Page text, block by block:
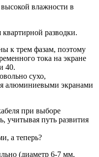
влажности в
разводки.
к трем фазам, поэтому
тока на экране
40.
сухо,
алюминиевыми экранами
при выборе
учитывая путь развития
а теперь?
(диаметр 6-7 мм,